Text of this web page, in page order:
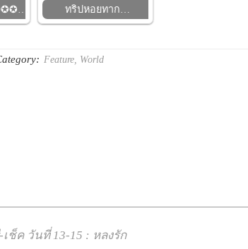
ทริปหอยทาก…
Feature, World
ช็ค วันที่ 13-15 : หลงรัก